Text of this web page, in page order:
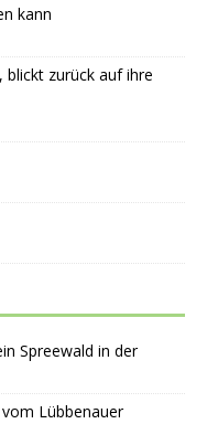
kann
blickt zurück auf ihre
Spreewald in der
Lübbenauer